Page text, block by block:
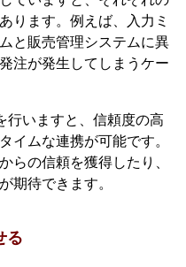
ります。例えば、入力ミ
と販売管理システムに異
注が発生してしまうケー
行いますと、信頼度の高
イムな連携が可能です。
らの信頼を獲得したり、
期待できます。
る